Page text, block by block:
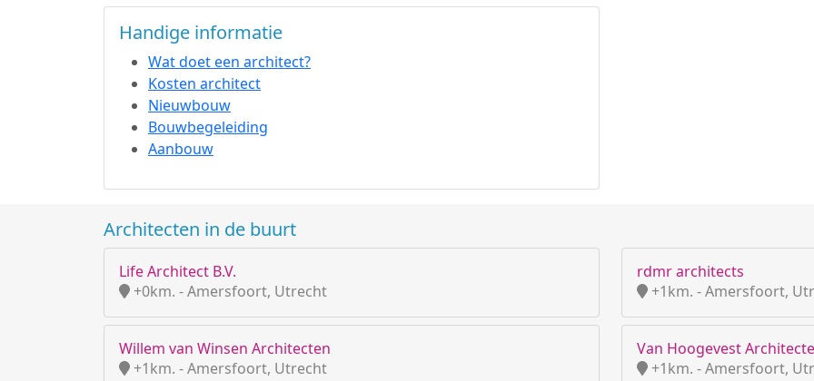
Handige informatie
Wat doet een architect?
Kosten architect
Nieuwbouw
Bouwbegeleiding
Aanbouw
Architecten in de buurt
Life Architect B.V.
+0km. - Amersfoort, Utrecht
rdmr architects
+1km. - Amersfoort,
Willem van Winsen Architecten
+1km. - Amersfoort, Utrecht
Van Hoogevest
+1km. - Amersfoort,